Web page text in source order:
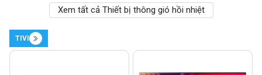
Xem tất cả Thiết bị thông gió hồi nhiệt
TIVI